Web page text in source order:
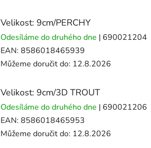
Velikost: 9cm/PERCHY
Odesíláme do druhého dne | 690021204
EAN: 8586018465939
Můžeme doručit do: 12.8.2026
Velikost: 9cm/3D TROUT
Odesíláme do druhého dne | 690021206
EAN: 8586018465953
Můžeme doručit do: 12.8.2026